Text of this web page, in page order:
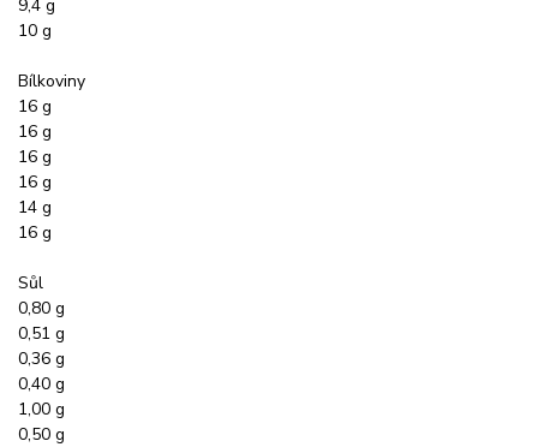
9,4 g
10 g
Bílkoviny
16 g
16 g
16 g
16 g
14 g
16 g
Sůl
0,80 g
0,51 g
0,36 g
0,40 g
1,00 g
0,50 g